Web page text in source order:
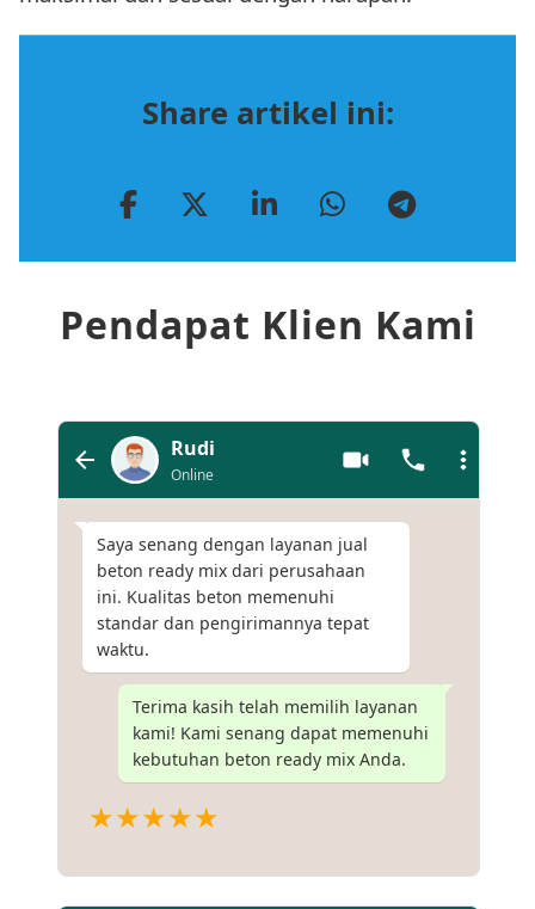
Share artikel ini:
Pendapat Klien Kami
Rudi
Online
Saya senang dengan layanan jual
beton ready mix dari perusahaan
ini. Kualitas beton memenuhi
standar dan pengirimannya tepat
waktu.
Terima kasih telah memilih layanan
kami! Kami senang dapat memenuhi
kebutuhan beton ready mix Anda.
★★★★★